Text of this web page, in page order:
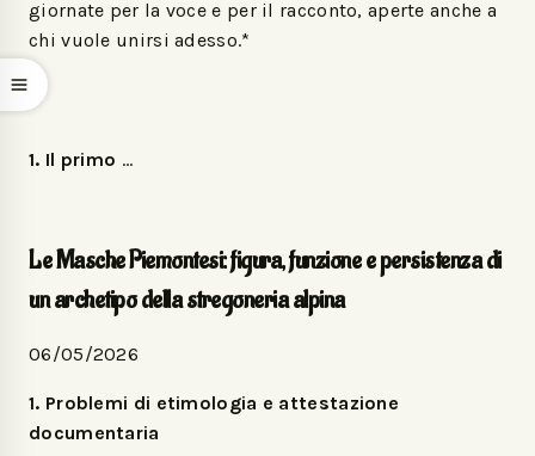
giornate per la voce e per il racconto, aperte anche a
chi vuole unirsi adesso.*
—
1. Il primo …
Le Masche Piemontesi: figura, funzione e persistenza di
un archetipo della stregoneria alpina
06/05/2026
1. Problemi di etimologia e attestazione
documentaria